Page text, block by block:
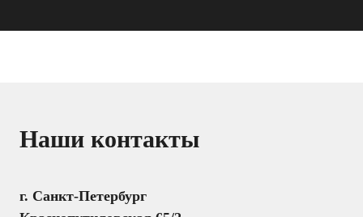
Наши контакты
г. Санкт-Петербург